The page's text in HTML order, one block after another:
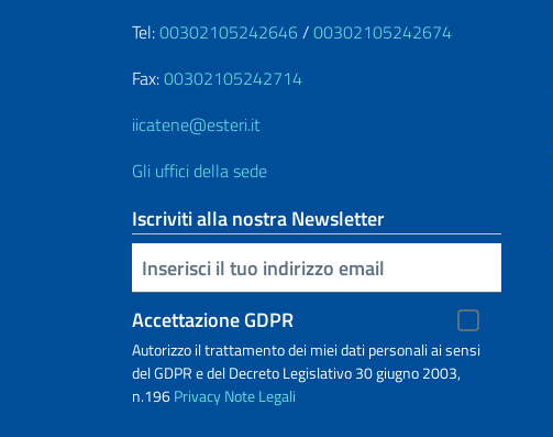
Tel:00302105242646 /00302105242674
Fax:00302105242714
iicatene@esteri.it
Gli uffici della sede
Iscriviti alla nostra Newsletter
Inserisci la tua email
Accettazione GDPR
Autorizzo il trattamento dei miei dati personali ai sensi
del GDPR e del Decreto Legislativo 30 giugno 2003,
n.196PrivacyNote Legali